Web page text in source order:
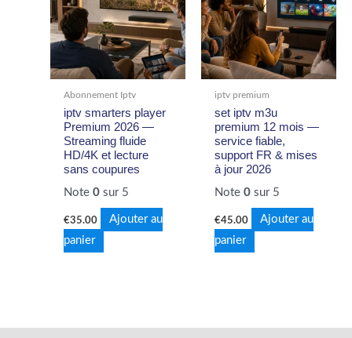
Abonnement Iptv
iptv smarters player
Premium 2026 —
Streaming fluide
HD/4K et lecture
sans coupures
Note0 sur 5
€35.00
Ajouter au
panier
iptv premium
set iptv m3u
premium 12 mois —
service fiable,
support FR & mises
à jour 2026
Note0 sur 5
€45.00
Ajouter au
panier